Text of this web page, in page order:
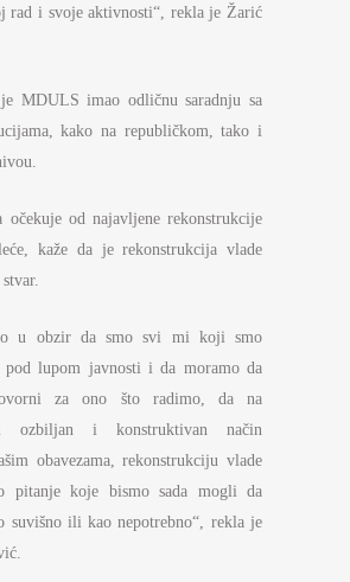
rad i svoje aktivnosti“, rekla je Žarić
MDULS imao odličnu saradnju sa
kako na republičkom, tako i
očekuje od najavljene rekonstrukcije
kaže da je rekonstrukcija vlade
u obzir da smo svi mi koji smo
pod lupom javnosti i da moramo da
za ono što radimo, da na
ozbiljan i konstruktivan način
obavezama, rekonstrukciju vlade
pitanje koje bismo sada mogli da
suvišno ili kao nepotrebno“, rekla je